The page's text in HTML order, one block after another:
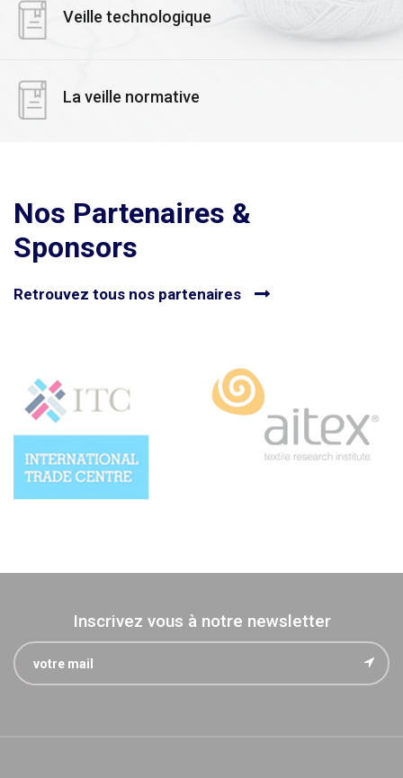
Veille technologique
La veille normative
Nos Partenaires &
Sponsors
Retrouvez tous nos partenaires
Inscrivez vous à notre newsletter